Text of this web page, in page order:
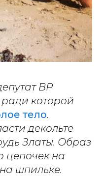
ВР
ради которой
тело.
декольте
Златы. Образ
цепочек на
шпильке.